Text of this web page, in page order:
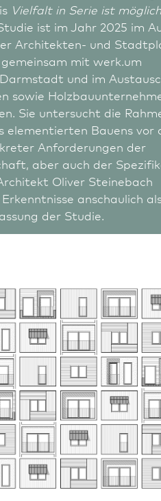
Alexander
kri­te­ri­en,
die
aller
Konkret
Holger
Vielfalt in Serie ist möglich
ist im Jahr 2025 im
Architekten- und
mit werk.um
und im
sowie
Sie untersucht die
elementierten Bauens vor
Anforderungen der
aber auch der
Oliver Steinebach
anschaulich
der Studie.